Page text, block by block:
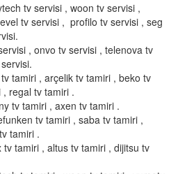
tv servisi , woon tv servisi ,
tv servisi , profilo tv servisi , seg
, onvo tv servisi , telenova tv
tamiri , arçelik tv tamiri , beko tv
regal tv tamiri .
tv tamiri , axen tv tamiri .
tv tamiri , saba tv tamiri ,
tamiri .
tamiri , altus tv tamiri , dijitsu tv